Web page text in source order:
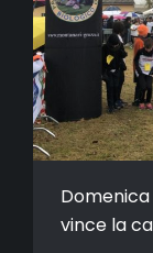
vince la